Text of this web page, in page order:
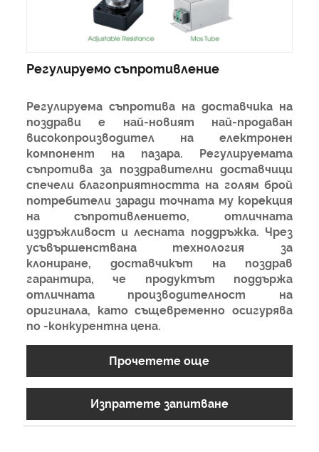
Регулируемо съпротивление
Регулируема съпротива на доставчика на
поздрави е най-новият най-продаван
високопроизводител на електронен
компонент на пазара. Регулируемата
съпротива за поздравителни доставчици
спечели благоприятността на голям брой
потребители заради точната му корекция
на съпротивлението, отличната
издръжливост и лесната поддръжка. Чрез
усъвършенствана технология за
клониране, доставчикът на поздрав
гарантира, че продуктът поддържа
отличната производителност на
оригинала, като същевременно осигурява
по -конкурентна цена.
Прочетете още
Изпратете запитване